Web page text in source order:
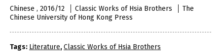
Chinese , 2016/12 Classic Works of Hsia Brothers
The
Chinese University of Hong Kong Press
Tags: Literature,Classic Works of Hsia Brothers